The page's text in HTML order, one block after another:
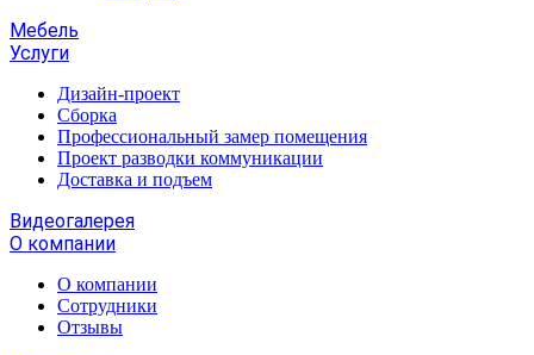
Мебель
Услуги
Дизайн-проект
Сборка
Профессиональный замер помещения
Проект разводки коммуникации
Доставка и подъем
Видеогалерея
О компании
О компании
Сотрудники
Отзывы